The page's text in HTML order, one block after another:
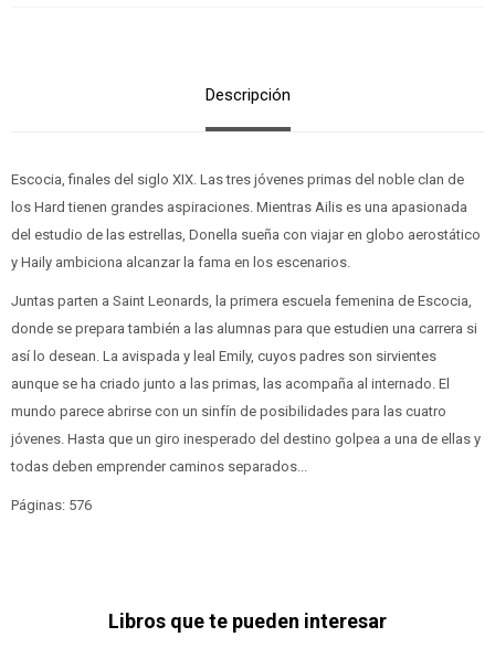
Descripción
Escocia, finales del siglo XIX. Las tres jóvenes primas del noble clan de
los Hard tienen grandes aspiraciones. Mientras Ailis es una apasionada
del estudio de las estrellas, Donella sueña con viajar en globo aerostático
y Haily ambiciona alcanzar la fama en los escenarios.
Juntas parten a Saint Leonards, la primera escuela femenina de Escocia,
donde se prepara también a las alumnas para que estudien una carrera si
así lo desean. La avispada y leal Emily, cuyos padres son sirvientes
aunque se ha criado junto a las primas, las acompaña al internado. El
mundo parece abrirse con un sinfín de posibilidades para las cuatro
jóvenes. Hasta que un giro inesperado del destino golpea a una de ellas y
todas deben emprender caminos separados...
Páginas: 576
Libros que te pueden interesar